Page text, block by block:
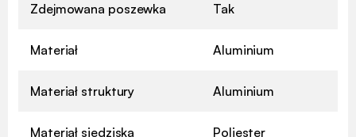
Zdejmowana poszewka Tak
Materiał Aluminium
Materiał struktury Aluminium
Materiał siedziska Poliester